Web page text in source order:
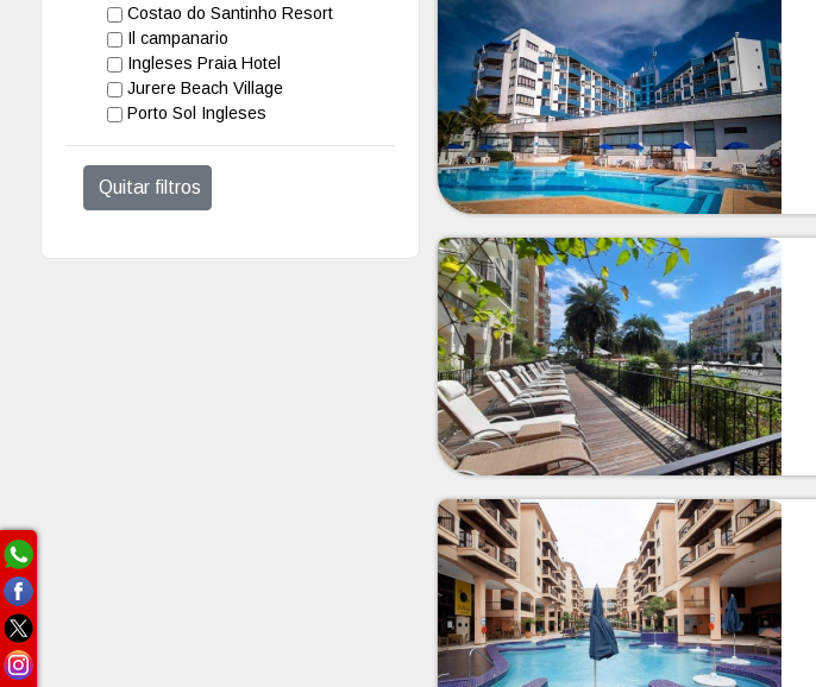
Costao do Santinho Resort
Il campanario
Ingleses Praia Hotel
Jurere Beach Village
Porto Sol Ingleses
Quitar filtros